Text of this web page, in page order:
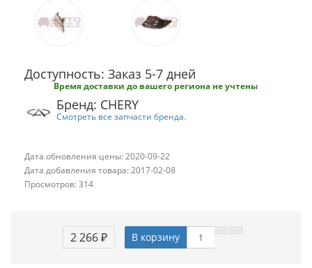
Доступность: Заказ 5-7 дней
Время доставки до вашего региона не учтены
Бренд: CHERY
Смотреть все запчасти бренда.
Дата обновления цены: 2020-09-22
Дата добавления товара: 2017-02-08
Просмотров: 314
2 266 ₽ В корзину